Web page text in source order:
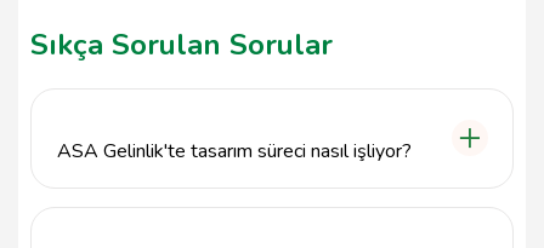
Sıkça Sorulan Sorular
ASA Gelinlik'te tasarım süreci nasıl işliyor?